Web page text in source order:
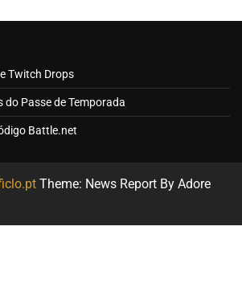
Twitch Drops
do Passe de Temporada
Battle.net
Theme: News Report By Adore